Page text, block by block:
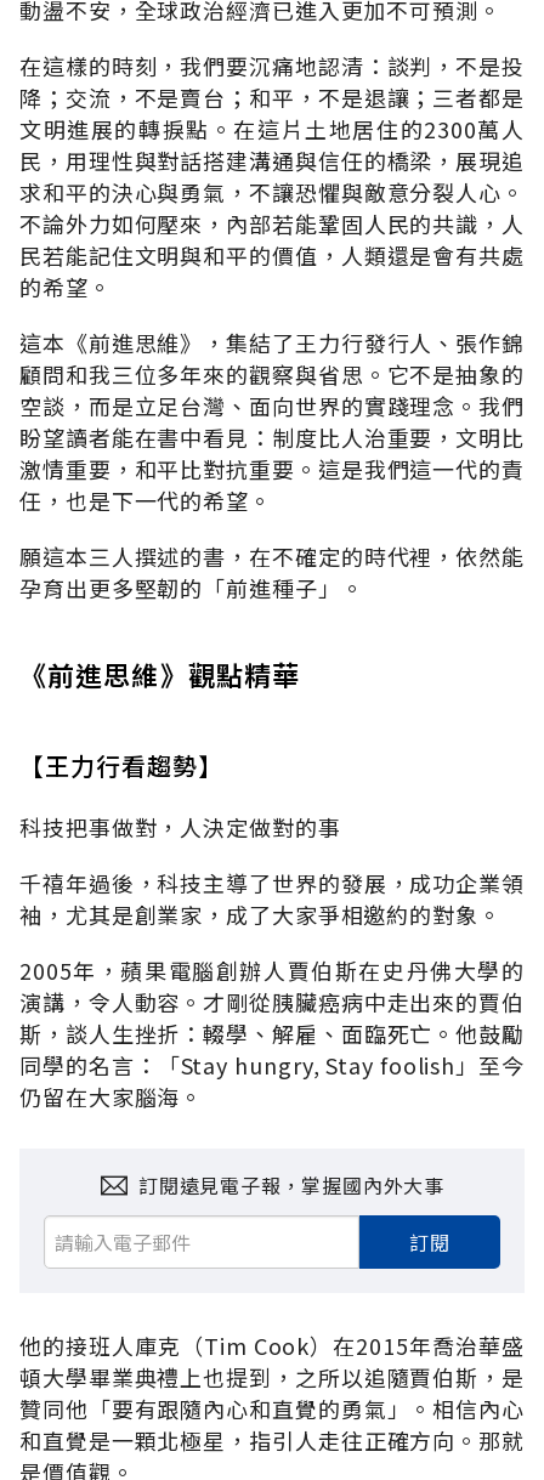
動盪不安，全球政治經濟已進入更加不可預測。
在這樣的時刻，我們要沉痛地認清：談判，不是投
降；交流，不是賣台；和平，不是退讓；三者都是
文明進展的轉捩點。在這片土地居住的2300萬人
民，用理性與對話搭建溝通與信任的橋梁，展現追
求和平的決心與勇氣，不讓恐懼與敵意分裂人心。
不論外力如何壓來，內部若能鞏固人民的共識，人
民若能記住文明與和平的價值，人類還是會有共處
的希望。
這本《前進思維》，集結了王力行發行人、張作錦
顧問和我三位多年來的觀察與省思。它不是抽象的
空談，而是立足台灣、面向世界的實踐理念。我們
盼望讀者能在書中看見：制度比人治重要，文明比
激情重要，和平比對抗重要。這是我們這一代的責
任，也是下一代的希望。
願這本三人撰述的書，在不確定的時代裡，依然能
孕育出更多堅韌的「前進種子」。
《前進思維》觀點精華
【王力行看趨勢】
科技把事做對，人決定做對的事
千禧年過後，科技主導了世界的發展，成功企業領
袖，尤其是創業家，成了大家爭相邀約的對象。
2005年，蘋果電腦創辦人賈伯斯在史丹佛大學的
演講，令人動容。才剛從胰臟癌病中走出來的賈伯
斯，談人生挫折：輟學、解雇、面臨死亡。他鼓勵
同學的名言：「Stay hungry, Stay foolish」至今
仍留在大家腦海。
訂閱遠見電子報，掌握國內外大事
訂閱
他的接班人庫克（Tim Cook）在2015年喬治華盛
頓大學畢業典禮上也提到，之所以追隨賈伯斯，是
贊同他「要有跟隨內心和直覺的勇氣」。相信內心
和直覺是一顆北極星，指引人走往正確方向。那就
是價值觀。